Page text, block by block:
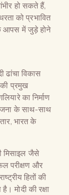
हो सकते हैं,
को प्रभावित
आपस में जुड़े होने
ढांचा विकास
की प्रमुख
का निर्माण
के साथ-साथ
भारत के
मिसाइल जैसे
परीक्षण और
हितों की
मोदी की रक्षा